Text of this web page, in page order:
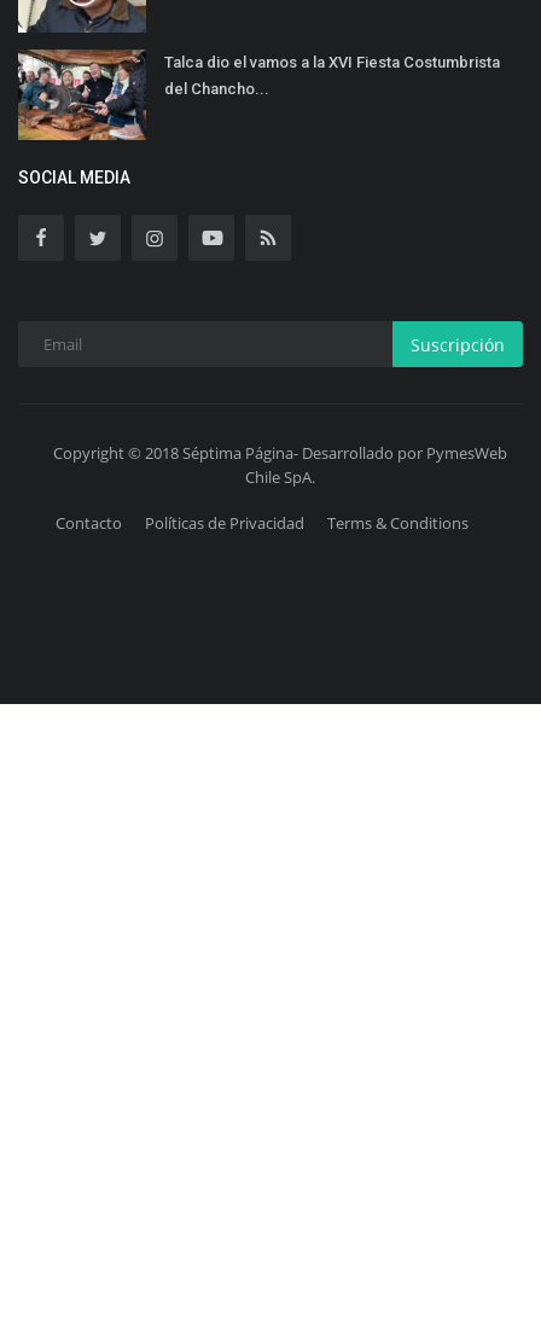
Talca dio el vamos a la XVI Fiesta Costumbrista
del Chancho...
SOCIAL MEDIA
Suscripción
Copyright © 2018 Séptima Página- Desarrollado por PymesWeb
Chile SpA.
Contacto Políticas de Privacidad Terms & Conditions